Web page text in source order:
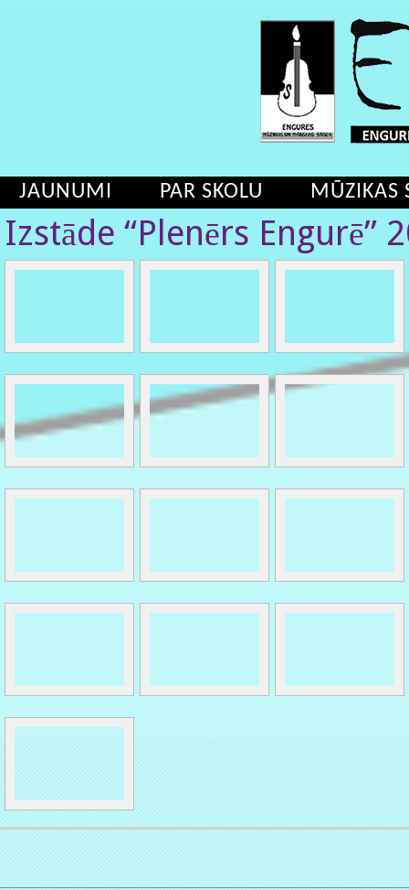
JAUNUMI PAR SKOLU MŪZIKAS
Izstāde “Plenērs Engurē”